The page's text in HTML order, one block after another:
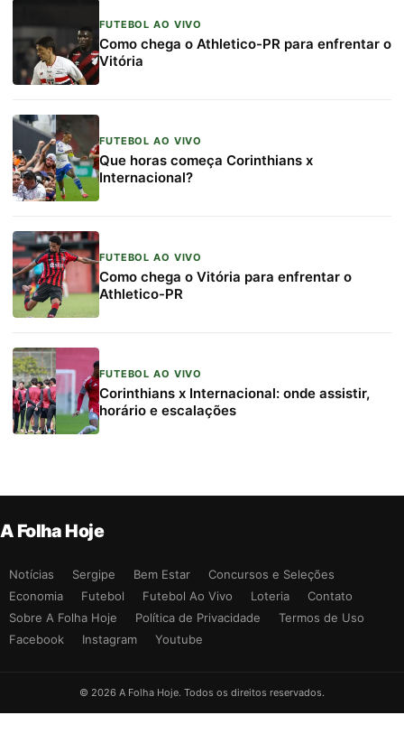
FUTEBOL AO VIVO
Como chega o Athletico-PR para enfrentar o
Vitória
FUTEBOL AO VIVO
Que horas começa Corinthians x
Internacional?
FUTEBOL AO VIVO
Como chega o Vitória para enfrentar o
Athletico-PR
FUTEBOL AO VIVO
Corinthians x Internacional: onde assistir,
horário e escalações
A Folha Hoje
Notícias Sergipe Bem Estar
Concursos e Seleções
Economia
Futebol Futebol Ao Vivo Loteria
Contato
Sobre A Folha Hoje
Política de Privacidade
Termos de Uso
Facebook
Instagram Youtube
© 2026 A Folha Hoje. Todos os direitos reservados.